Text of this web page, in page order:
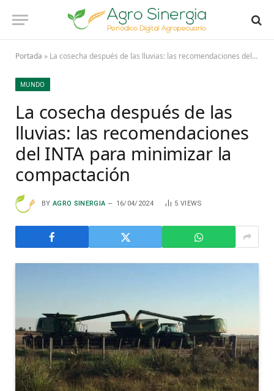
Portada » La cosecha después de las lluvias: las recomendaciones del INTA para minimizar la compactación
MUNDO
La cosecha después de las
lluvias: las recomendaciones
del INTA para minimizar la
compactación
BY AGRO SINERGIA 16/04/2024 5 VIEWS